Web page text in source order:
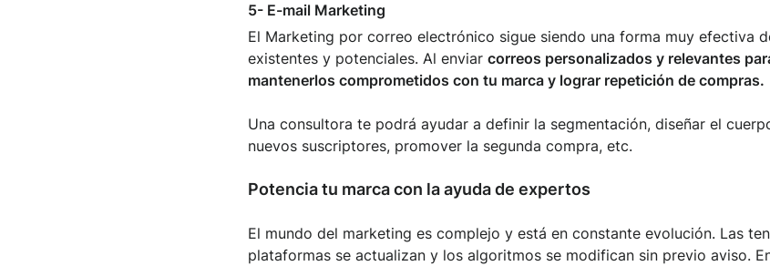
5- E-mail Marketing
El Marketing por correo electrónico sigue siendo una forma muy efectiva
existentes y potenciales. Al enviar correos personalizados y relevantes
mantenerlos comprometidos con tu marca y lograr repetición de compras.
Una consultora te podrá ayudar a definir la segmentación, diseñar el
nuevos suscriptores, promover la segunda compra, etc.
Potencia tu marca con la ayuda de expertos
El mundo del marketing es complejo y está en constante evolución. Las
plataformas se actualizan y los algoritmos se modifican sin previo aviso.